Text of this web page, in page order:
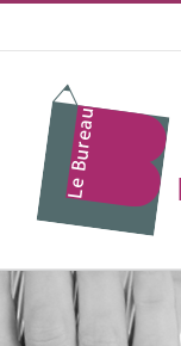
Zum
springen